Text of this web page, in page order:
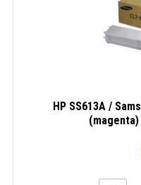
HP SS613A /
(magenta)